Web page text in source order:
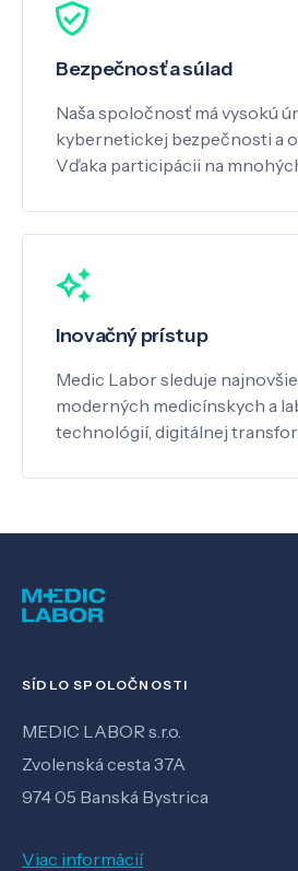
Bezpečnosť a súlad
Naša spoločnosť má vysokú
kybernetickej bezpečnosti a
Vďaka participácii na
Inovačný prístup
Medic Labor sleduje
moderných medicínskych a
technológií, digitálnej
SÍDLO SPOLOČNOSTI
MEDIC LABOR s.r.o.
Zvolenská cesta 37A
974 05 Banská Bystrica
Viac informácií